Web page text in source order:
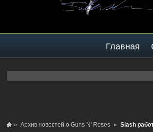
Главная
» Архив новостей о Guns N' Roses » Slash